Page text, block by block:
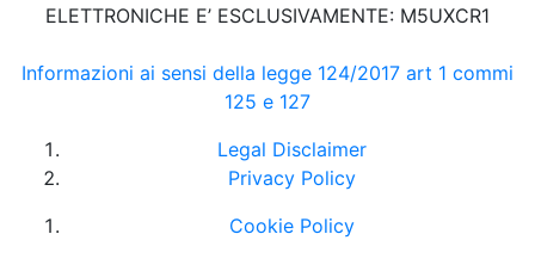
ELETTRONICHE E’ ESCLUSIVAMENTE: M5UXCR1
Informazioni ai sensi della legge 124/2017 art 1 commi
125 e 127
Legal Disclaimer
Privacy Policy
Cookie Policy